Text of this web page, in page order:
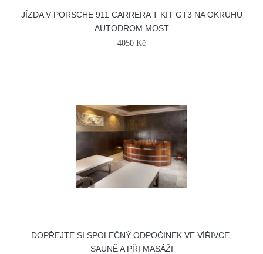
JÍZDA V PORSCHE 911 CARRERA T KIT GT3 NA OKRUHU
AUTODROM MOST
4050 Kč
DOPŘEJTE SI SPOLEČNÝ ODPOČINEK VE VÍŘIVCE,
SAUNĚ A PŘI MASÁŽI